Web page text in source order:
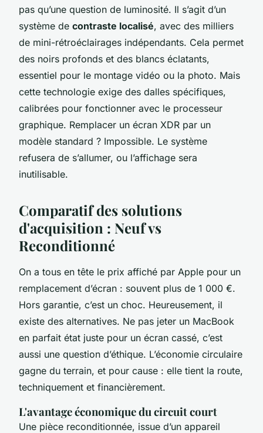
pas qu’une question de luminosité. Il s’agit d’un
système de contraste localisé, avec des milliers
de mini-rétroéclairages indépendants. Cela permet
des noirs profonds et des blancs éclatants,
essentiel pour le montage vidéo ou la photo. Mais
cette technologie exige des dalles spécifiques,
calibrées pour fonctionner avec le processeur
graphique. Remplacer un écran XDR par un
modèle standard ? Impossible. Le système
refusera de s’allumer, ou l’affichage sera
inutilisable.
Comparatif des solutions
d'acquisition : Neuf vs
Reconditionné
On a tous en tête le prix affiché par Apple pour un
remplacement d’écran : souvent plus de 1 000 €.
Hors garantie, c’est un choc. Heureusement, il
existe des alternatives. Ne pas jeter un MacBook
en parfait état juste pour un écran cassé, c’est
aussi une question d’éthique. L’économie circulaire
gagne du terrain, et pour cause : elle tient la route,
techniquement et financièrement.
L'avantage économique du circuit court
Une pièce reconditionnée, issue d’un appareil